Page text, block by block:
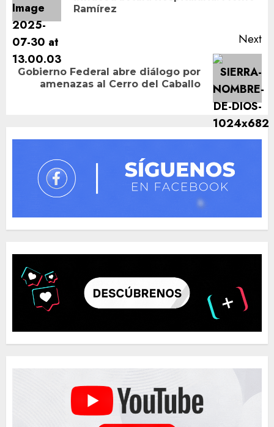
Ramírez
Next
Next
Gobierno Federal abre diálogo por
amenazas al Cerro del Caballo